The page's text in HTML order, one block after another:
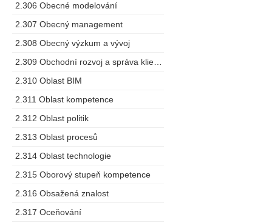
2.306 Obecné modelování
2.307 Obecný management
2.308 Obecný výzkum a vývoj
2.310 Oblast BIM
2.311 Oblast kompetence
2.312 Oblast politik
2.313 Oblast procesů
2.314 Oblast technologie
2.315 Oborový stupeň kompetence
2.316 Obsažená znalost
2.317 Oceňování